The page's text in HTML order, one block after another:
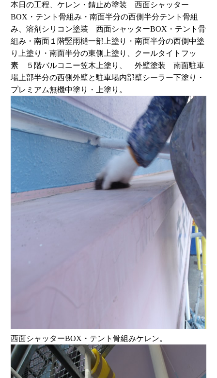
本日の工程、ケレン・錆止め塗装 西面シャッター
BOX・テント骨組み・南面半分の西側半分テント骨組
み、溶剤シリコン塗装 西面シャッターBOX・テント骨
組み・南面１階竪雨樋一部上塗り・南面半分の西側中塗
り上塗り・南面半分の東側上塗り、クールタイトフッ
素 ５階バルコニー笠木上塗り、 外壁塗装 南面駐車
場上部半分の西側外壁と駐車場内部壁シーラー下塗り・
プレミアム無機中塗り・上塗り。
西面シャッターBOX・テント骨組みケレン。